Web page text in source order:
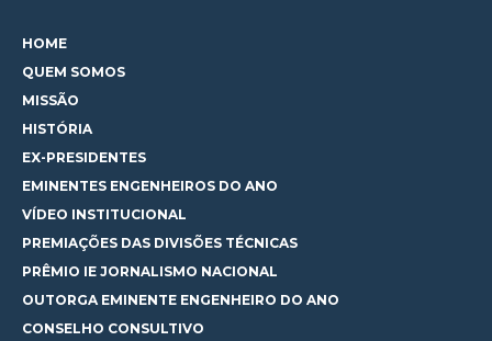
HOME
QUEM SOMOS
MISSÃO
HISTÓRIA
EX-PRESIDENTES
EMINENTES ENGENHEIROS DO ANO
VÍDEO INSTITUCIONAL
PREMIAÇÕES DAS DIVISÕES TÉCNICAS
PRÊMIO IE JORNALISMO NACIONAL
OUTORGA EMINENTE ENGENHEIRO DO ANO
CONSELHO CONSULTIVO